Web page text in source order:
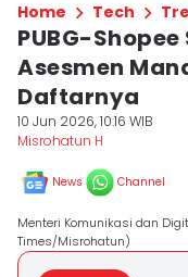
Home Tech
PUBG-
Asesmen
Daftarnya
10 Jun 2026, 10:16 WIB
Misrohatun H
News Channel
Menteri Komunikasi dan
Times/Misrohatun)